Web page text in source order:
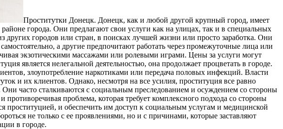
Проститутки Донецк. Донецк, как и любой другой крупный город, имеет
города. Они предлагают свои услуги как на улицах, так и в специальных
других городов или стран, в поисках лучшей жизни или просто заработка. Они
а другие предпочитают работать через промежуточные лица или
экзотическими массажами или ролевыми играми. Цены за услуги могут
является нелегальной деятельностью, она продолжает процветать в городе.
злоупотребление наркотиками или передача половых инфекций. Власти
и их клиентов. Однако, несмотря на все усилия, проституция все равно
часто сталкиваются с социальным преследованием и осуждением со стороны
проблема, которая требует комплексного подхода со стороны
и обеспечить им доступ к социальным услугам и медицинской
не только с ее проявлениями, но и с причинами, которые заставляют
в городе.